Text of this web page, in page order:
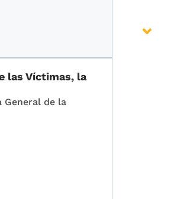
las Víctimas, la
General de la